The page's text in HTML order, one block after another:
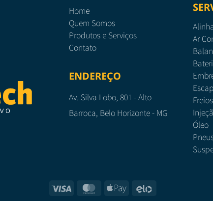
Home
Quem Somos
Produtos e Serviços
Contato
ENDEREÇO
Av. Silva Lobo, 801 - Alto
Barroca, Belo Horizonte - MG
Ar
Freios
Óleo
Visa MasterCardApple